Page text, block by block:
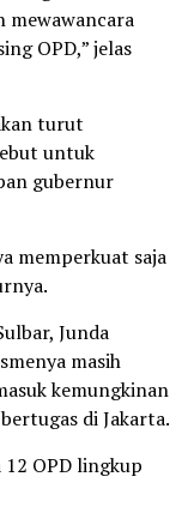
mewawancara
OPD,” jelas
turut
untuk
gubernur
memperkuat saja
Junda
masih
kemungkinan
di Jakarta.
OPD lingkup